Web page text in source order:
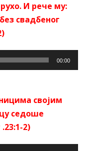
И рече му:
свадбеног
00:00
својим
седоше
2)